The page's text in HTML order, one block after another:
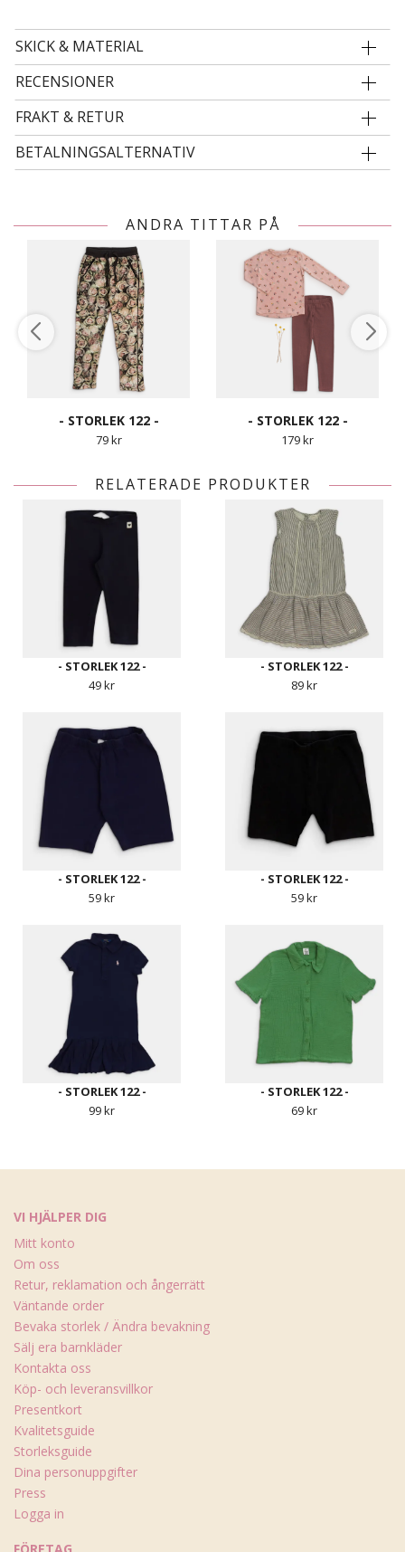
SKICK & MATERIAL
RECENSIONER
FRAKT & RETUR
BETALNINGSALTERNATIV
ANDRA TITTAR PÅ
- STORLEK 122 -
79 kr
- STORLEK 122 -
179 kr
RELATERADE PRODUKTER
- STORLEK 122 -
49 kr
- STORLEK 122 -
89 kr
- STORLEK 122 -
59 kr
- STORLEK 122 -
59 kr
- STORLEK 122 -
99 kr
- STORLEK 122 -
69 kr
VI HJÄLPER DIG
Mitt konto
Om oss
Retur, reklamation och ångerrätt
Väntande order
Bevaka storlek / Ändra bevakning
Sälj era barnkläder
Kontakta oss
Köp- och leveransvillkor
Presentkort
Kvalitetsguide
Storleksguide
Dina personuppgifter
Press
Logga in